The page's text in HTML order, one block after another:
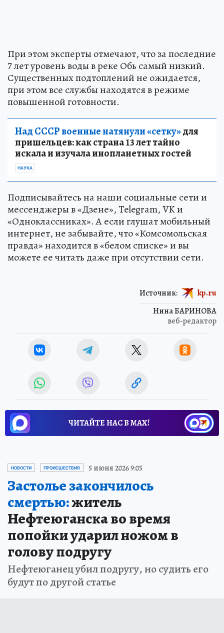
При этом эксперты отмечают, что за последние
7 лет уровень воды в реке Обь самый низкий.
Существенных подтоплений не ожидается,
при этом все службы находятся в режиме
повышенной готовности.
Над СССР военные натянули «сетку»для
пришельцев: как страна 13 лет тайно
искала и изучала инопланетных гостей
НАУКА
Подписывайтесь на наши социальные сети и
мессенджеры в «Дзене», Telegram, VK и
«Одноклассниках». А если глушат мобильный
интернет, не забывайте, что «Комсомольская
правда» находится в «белом списке» и вы
можете ее читать даже при отсутствии сети.
Нина БАРИНОВА
веб-редактор
Источник: kp.ru
ЧИТАЙТЕ НАС В МАХ!
НОВОСТИ ПРОИСШЕСТВИЯ 5 июня 2026 9:05
Застолье закончилось
смертью:житель
Нефтеюганска во время
попойки ударил ножом в
голову подругу
Нефтеюганец убил подругу, но судить его
будут по другой статье